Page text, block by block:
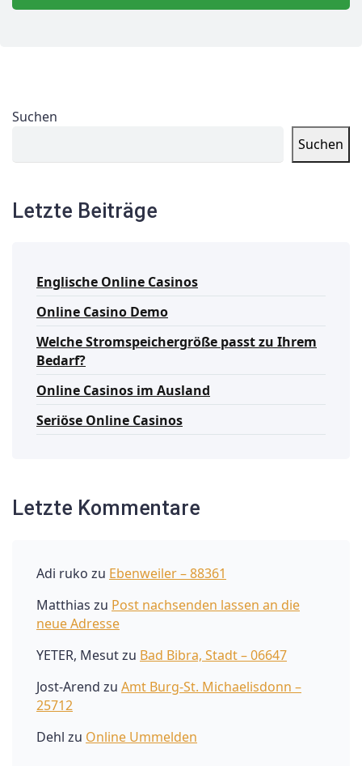
Suchen
Suchen
Letzte Beiträge
Englische Online Casinos
Online Casino Demo
Welche Stromspeichergröße passt zu Ihrem
Bedarf?
Online Casinos im Ausland
Seriöse Online Casinos
Letzte Kommentare
Adi ruko zu Ebenweiler – 88361
Matthias zu Post nachsenden lassen an die
neue Adresse
YETER, Mesutzu Bad Bibra, Stadt – 06647
Jost-Arend zu Amt Burg-St. Michaelisdonn –
25712
Dehl zu Online Ummelden